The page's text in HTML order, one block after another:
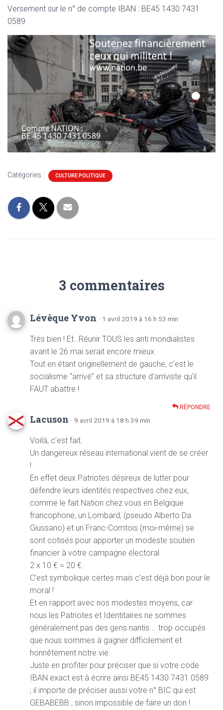
Versement sur le n° de compte IBAN : BE45 1430 7431
0589
Catégories : CULTURE POLITIQUE
3 commentaires
Lévêque Yvon · 1 avril 2019 à 16 h 53 min
Très bien ! Et…Réunir TOUS les anti mondialistes
avant le 26 mai serait encore mieux.
Tout en étant originellement de gauche, c’est le
socialisme “arrivé” et sa structure d’arriviste qu’il
FAUT abattre !
RÉPONDRE
Lacuson · 9 avril 2019 à 18 h 39 min
Voilà, c’est fait.
Un dangereux réseau international vient de se créer
!
En effet deux Patriotes désireux de lutter pour
défendre leurs identités respectives chez eux,
comme le fait Nation chez vous en Belgique
francophone, un Lombard, (pseudo Alberto Da
Giussano) et un Franc-Comtois (moi-même) se
sont cotisés pour apporter un modeste soutien
financier à votre campagne électoral.
2 x 10 € = 20 €.
C’est symbolique certes mais c’est déjà bon pour le
moral !
Et en rapport avec nos modestes moyens, car
nous les Patriotes et Identitaires ne sommes
généralement pas des gens nantis … trop occupés
que nous sommes à gagner difficilement et
honnêtement notre vie.
Juste en profiter pour préciser que si votre code
IBAN exact est à écrire ainsi BE45 1430 7431 0589
; il importe de préciser aussi votre n° BIC qui est
GEBABEBB ; sinon impossible de faire un don !